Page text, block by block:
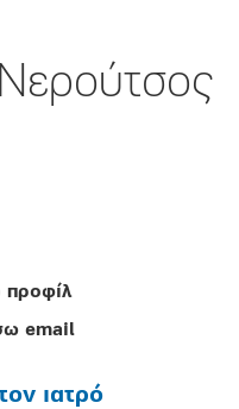
προφίλ
email
ιατρό